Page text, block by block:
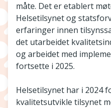
måte. Det er etablert
Helsetilsynet og
erfaringer innen
det utarbeidet
og arbeidet med
fortsette i 2025.
Helsetilsynet har i 2024
kvalitetsutvikle tilsynet